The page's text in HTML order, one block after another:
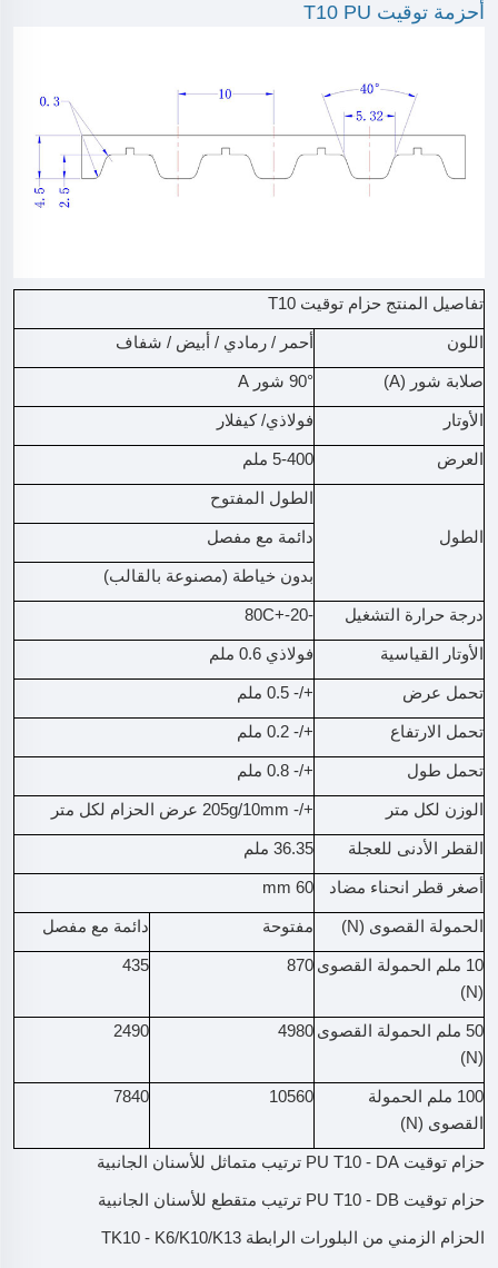
أحزمة توقيت T10 PU
تفاصيل المنتج حزام توقيت T10
اللون أحمر / رمادي / أبيض / شفاف
صلابة شور (A) 90° شور A
الأوتار فولاذي/ كيفلار
العرض 5-400 ملم
الطول
الطول المفتوح
دائمة مع مفصل
بدون خياطة (مصنوعة بالقالب)
درجة حرارة التشغيل -20-+80C
الأوتار القياسية فولاذي 0.6 ملم
تحمل عرض +/- 0.5 ملم
تحمل الارتفاع +/- 0.2 ملم
تحمل طول +/- 0.8 ملم
الوزن لكل متر +/- 205g/10mm عرض الحزام لكل متر
القطر الأدنى للعجلة 36.35 ملم
أصغر قطر انحناء مضاد 60 mm
الحمولة القصوى (N) مفتوحة دائمة مع مفصل
10 ملم الحمولة القصوى
(N)
870
435
50 ملم الحمولة القصوى
(N)
4980
2490
100 ملم الحمولة
القصوى (N)
10560
7840
حزام توقيت PU T10 - DA ترتيب متماثل للأسنان الجانبية
حزام توقيت PU T10 - DB ترتيب متقطع للأسنان الجانبية
الحزام الزمني من البلورات الرابطة TK10 - K6/K10/K13